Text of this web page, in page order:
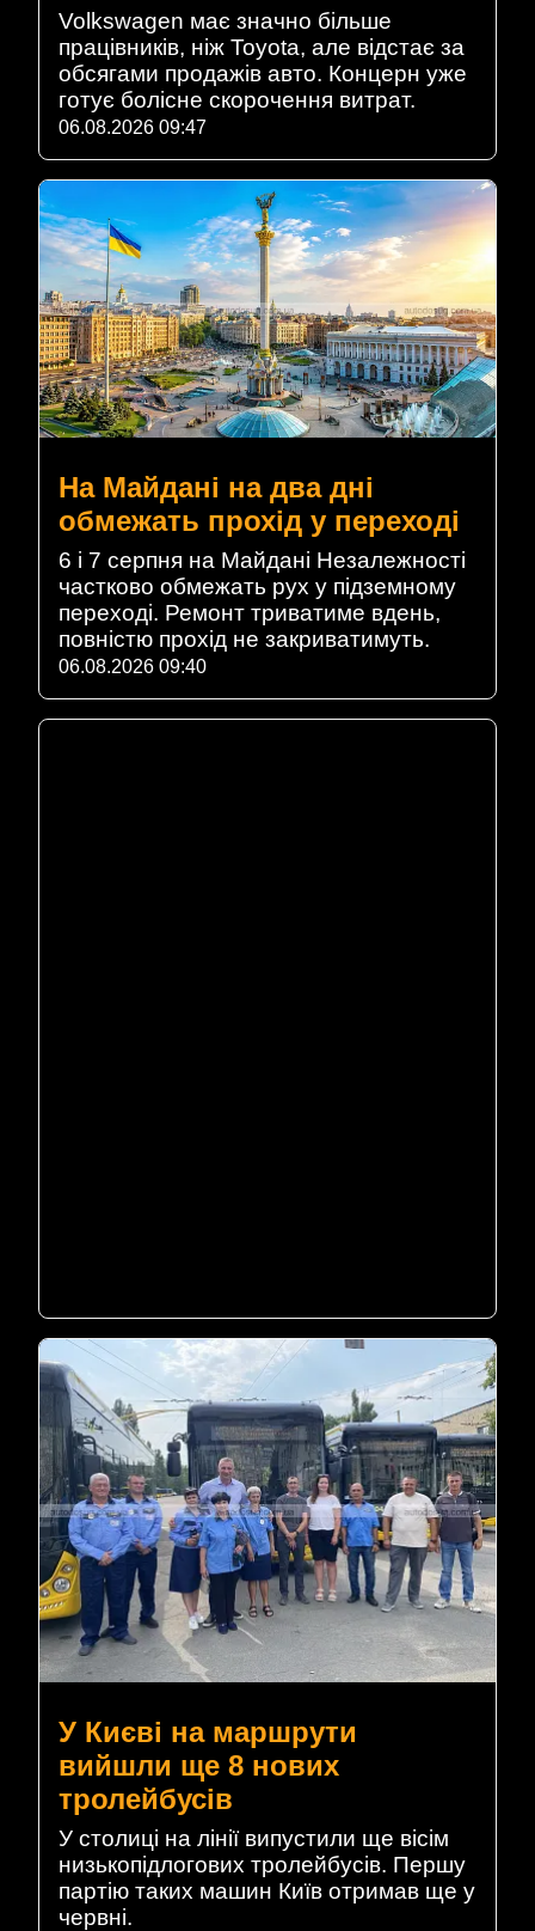
Volkswagen має значно більше
працівників, ніж Toyota, але відстає за
обсягами продажів авто. Концерн уже
готує болісне скорочення витрат.
06.08.2026 09:47
На Майдані на два дні
обмежать прохід у переході
6 і 7 серпня на Майдані Незалежності
частково обмежать рух у підземному
переході. Ремонт триватиме вдень,
повністю прохід не закриватимуть.
06.08.2026 09:40
У Києві на маршрути
вийшли ще 8 нових
тролейбусів
У столиці на лінії випустили ще вісім
низькопідлогових тролейбусів. Першу
партію таких машин Київ отримав ще у
червні.